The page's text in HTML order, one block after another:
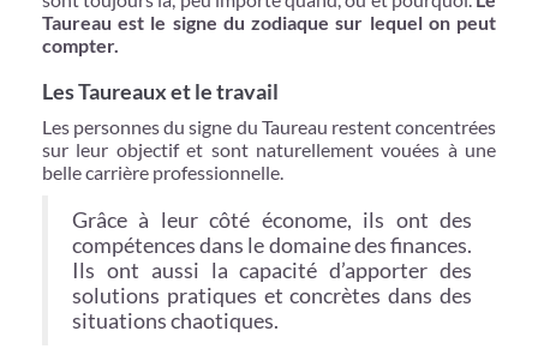
Taureau est le signe du zodiaque sur lequel on peut
compter.
Les Taureaux et le travail
Les personnes du signe du Taureau restent concentrées
sur leur objectif et sont naturellement vouées à une
belle carrière professionnelle.
Grâce à leur côté économe, ils ont des
compétences dans le domaine des finances.
Ils ont aussi la capacité d’apporter des
solutions pratiques et concrètes dans des
situations chaotiques.